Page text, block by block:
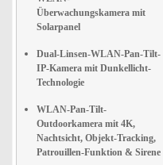
Überwachungskamera mit
Solarpanel
Dual-Linsen-WLAN-Pan-Tilt-
IP-Kamera mit Dunkellicht-
Technologie
WLAN-Pan-Tilt-
Outdoorkamera mit 4K,
Nachtsicht, Objekt-Tracking,
Patrouillen-Funktion & Sirene